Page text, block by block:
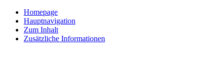
Homepage
Hauptnavigation
Zum Inhalt
Zusätzliche Informationen